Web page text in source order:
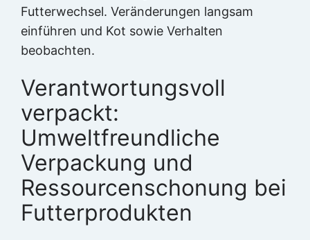
Futterwechsel. Veränderungen langsam
einführen und Kot sowie Verhalten
beobachten.
Verantwortungsvoll
verpackt:
Umweltfreundliche
Verpackung und
Ressourcenschonung bei
Futterprodukten